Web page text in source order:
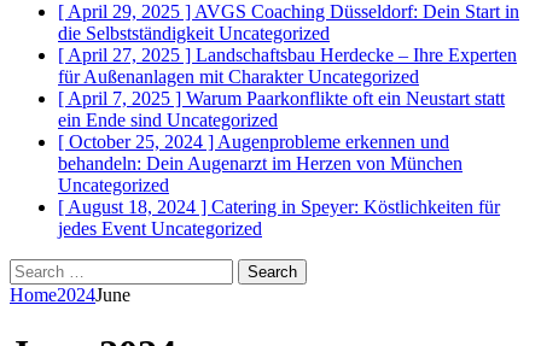
[ April 29, 2025 ] AVGS Coaching Düsseldorf: Dein Start in
die Selbstständigkeit Uncategorized
[ April 27, 2025 ] Landschaftsbau Herdecke – Ihre Experten
für Außenanlagen mit CharakterUncategorized
[ April 7, 2025 ] Warum Paarkonflikte oft ein Neustart statt
ein Ende sind Uncategorized
[ October 25, 2024 ] Augenprobleme erkennen und
behandeln: Dein Augenarzt im Herzen von München
Uncategorized
[ August 18, 2024 ] Catering in Speyer: Köstlichkeiten für
jedes Event Uncategorized
Search
for:
Home2024June